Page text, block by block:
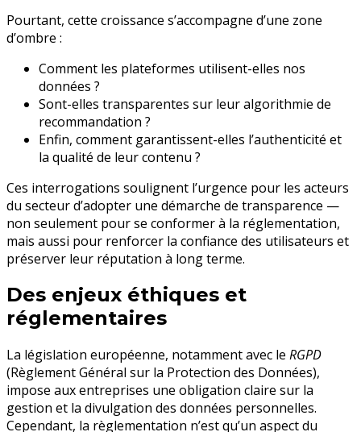
Pourtant, cette croissance s’accompagne d’une zone
d’ombre :
Comment les plateformes utilisent-elles nos
données ?
Sont-elles transparentes sur leur algorithmie de
recommandation ?
Enfin, comment garantissent-elles l’authenticité et
la qualité de leur contenu ?
Ces interrogations soulignent l’urgence pour les acteurs
du secteur d’adopter une démarche de transparence —
non seulement pour se conformer à la réglementation,
mais aussi pour renforcer la confiance des utilisateurs et
préserver leur réputation à long terme.
Des enjeux éthiques et
réglementaires
La législation européenne, notamment avec le RGPD
(Règlement Général sur la Protection des Données),
impose aux entreprises une obligation claire sur la
gestion et la divulgation des données personnelles.
Cependant, la règlementation n’est qu’un aspect du